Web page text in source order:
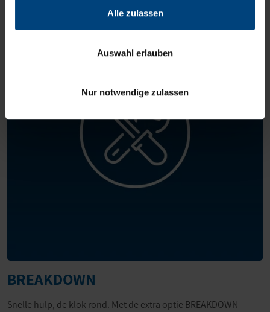
Alle zulassen
Auswahl erlauben
Nur notwendige zulassen
BREAKDOWN
Snelle hulp, de klok rond. Met de extra optie BREAKDOWN